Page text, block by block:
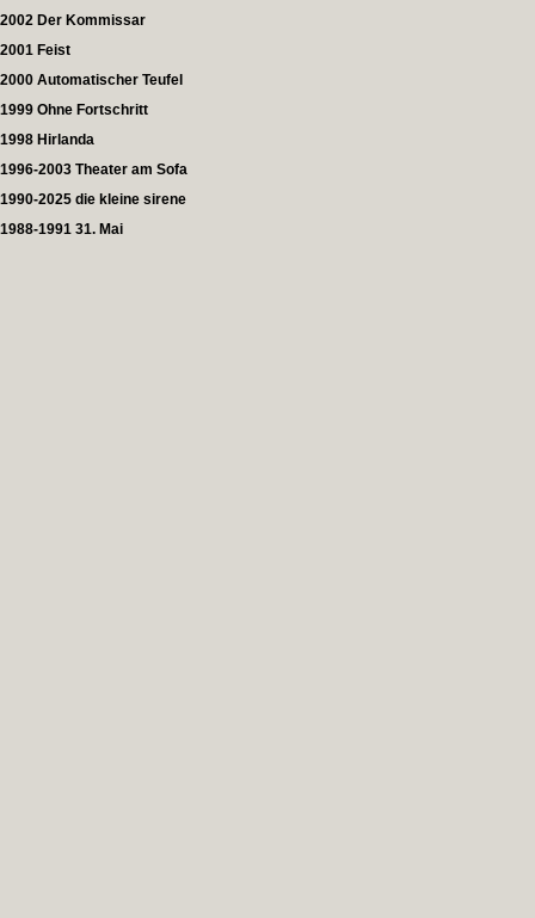
2002 Der Kommissar
2001 Feist
2000 Automatischer Teufel
1999 Ohne Fortschritt
1998 Hirlanda
1996-2003 Theater am Sofa
1990-2025 die kleine sirene
1988-1991 31. Mai